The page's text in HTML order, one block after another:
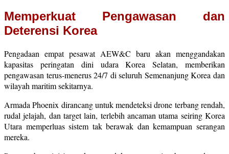
Memperkuat Pengawasan dan
Deterensi Korea
Pengadaan empat pesawat AEW&C baru akan menggandakan
kapasitas peringatan dini udara Korea Selatan, memberikan
pengawasan terus-menerus 24/7 di seluruh Semenanjung Korea dan
wilayah maritim sekitarnya.
Armada Phoenix dirancang untuk mendeteksi drone terbang rendah,
rudal jelajah, dan target lain, terlebih ancaman utama seiring Korea
Utara memperluas sistem tak berawak dan kemampuan serangan
mereka.